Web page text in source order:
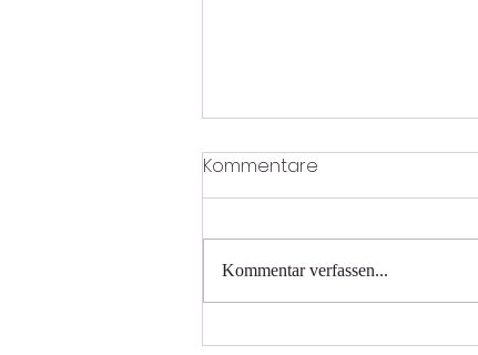
Tragehilfe für das Rote
Kommentare
Kommentar verfassen...